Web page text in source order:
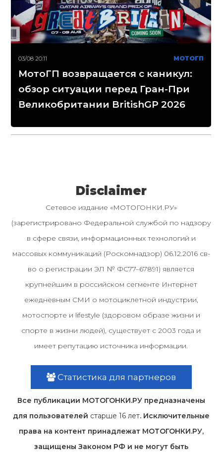
03/08 20:11 МОТОГП
МотоГП возвращается с каникул:
обзор ситуации перед Гран-При
Великобритании BritishGP 2026
Disclaimer
Сетевое издание «МОТОГОНКИ.РУ»
(зарегистрировано Федеральной службой по надзору
в сфере связи, информационных технологий и
массовых коммуникаций (Роскомнадзор) 06.12.2016 св-
во о регистрации ЭЛ № ФС77–67891) является
крупнейшим в российском сегменте Интернет
ежедневным СМИ о мотоциклетной индустрии,
мотоспорте и lifestyle (здоровом образе жизни и
спорте в жизни людей), существует с 2003 года и
имеет репутацию источника информации.
Статистика для партнеров
Все публикации МОТОГОНКИ.РУ предназначены
для пользователей старше 16 лет. Исключительные
права на контент принадлежат МОТОГОНКИ.РУ,
защищены Законом РФ и не могут быть